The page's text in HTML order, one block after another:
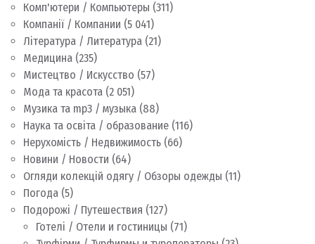
Комп'ютери / Компьютеры (311)
Компанії / Компании (5 041)
Література / Литература (21)
Медицина (235)
Мистецтво / Искусство (57)
Мода та красота (2 051)
Музика та mp3 / музыка (88)
Наука та освіта / образование (116)
Нерухомість / Недвижимость (66)
Новини / Новости (64)
Огляди колекцій одягу / Обзоры одежды (11)
Погода (5)
Подорожі / Путешествия (127)
Готелі / Отели и гостиницы (71)